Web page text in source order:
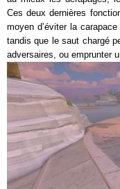
Ces deux dernières
moyen d’éviter la
tandis que le saut chargé
adversaires, ou emprunter